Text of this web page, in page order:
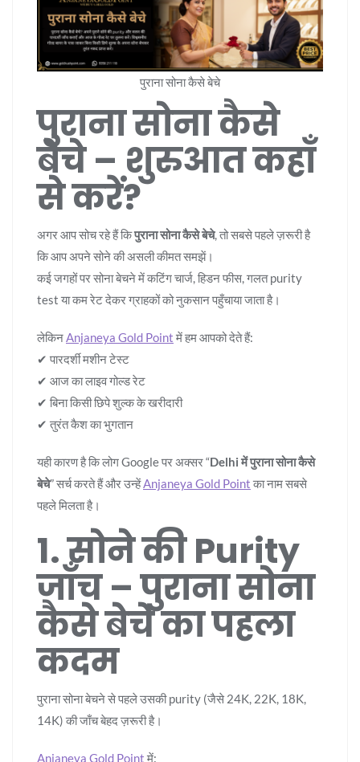
पुराना सोना कैसे बेचे
पुराना सोना कैसे
बेचे – शुरुआत कहाँ
से करें?
अगर आप सोच रहे हैं किपुराना सोना कैसे बेचे, तो सबसे पहले ज़रूरी है
कि आप अपने सोने की असली कीमत समझें।
कई जगहों पर सोना बेचने में कटिंग चार्ज, हिडन फीस, गलत purity
test या कम रेट देकर ग्राहकों को नुकसान पहुँचाया जाता है।
लेकिनAnjaneya Gold Point में हम आपको देते हैं:
✔ पारदर्शी मशीन टेस्ट
✔ आज का लाइव गोल्ड रेट
✔ बिना किसी छिपे शुल्क के खरीदारी
✔ तुरंत कैश का भुगतान
यही कारण है कि लोग Google पर अक्सर “Delhi में पुराना सोना कैसे
बेचे” सर्च करते हैं और उन्हेंAnjaneya Gold Point का नाम सबसे
पहले मिलता है।
1. सोने की Purity
जाँच – पुराना सोना
कैसे बेचे का पहला
कदम
पुराना सोना बेचने से पहले उसकी purity (जैसे 24K, 22K, 18K,
14K) की जाँच बेहद ज़रूरी है।
Anjaneya Gold Point में: